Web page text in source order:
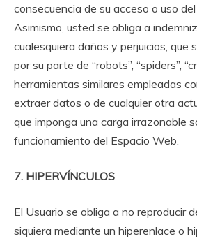
consecuencia de su acceso o uso
Asimismo, usted se obliga a
cualesquiera daños y perjuicios, que
por su parte de “robots”, “spiders”,
herramientas similares empleadas
extraer datos o de cualquier otra
que imponga una carga irrazonable
funcionamiento del Espacio Web.
7. HIPERVÍNCULOS
El Usuario se obliga a no reproducir
siquiera mediante un hiperenlace o